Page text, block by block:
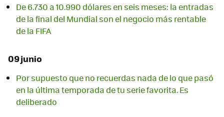
De 6.730 a 10.990 dólares en seis meses: la entradas
de la final del Mundial son el negocio más rentable
de la FIFA
09 junio
Por supuesto que no recuerdas nada de lo que pasó
en la última temporada de tu serie favorita. Es
deliberado